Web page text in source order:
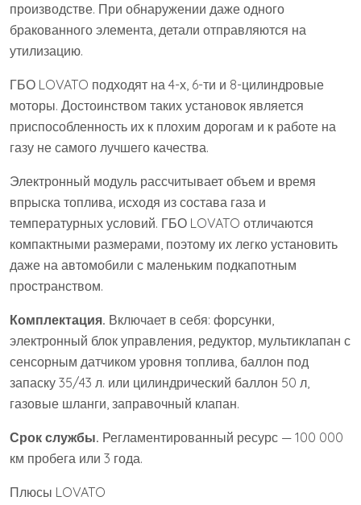
производстве. При обнаружении даже одного
бракованного элемента, детали отправляются на
утилизацию.
ГБО LOVATO подходят на 4-х, 6-ти и 8-цилиндровые
моторы. Достоинством таких установок является
приспособленность их к плохим дорогам и к работе на
газу не самого лучшего качества.
Электронный модуль рассчитывает объем и время
впрыска топлива, исходя из состава газа и
температурных условий. ГБО LOVATO отличаются
компактными размерами, поэтому их легко установить
даже на автомобили с маленьким подкапотным
пространством.
Комплектация. Включает в себя: форсунки,
электронный блок управления, редуктор, мультиклапан с
сенсорным датчиком уровня топлива, баллон под
запаску 35/43 л. или цилиндрический баллон 50 л,
газовые шланги, заправочный клапан.
Срок службы. Регламентированный ресурс — 100 000
км пробега или 3 года.
Плюсы LOVATO